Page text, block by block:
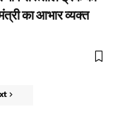
का आभार व्यक्त